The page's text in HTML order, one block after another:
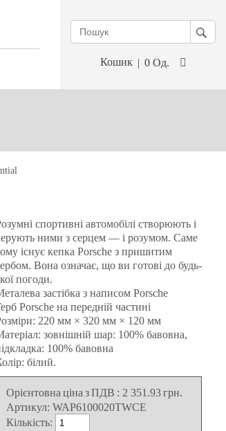
Кошик 0Од.
спортивні автомобілі створюють і
ними з серцем — і розумом. Саме
існує кепка Porsche з пришитим
Вона означає, що ви готові до будь-
погоди.
застібка з написом Porsche
Porsche на передній частині
220 мм × 320 мм × 120 мм
зовнішній шар: 100% бавовна,
100% бавовна
білий.
Орієнтовна ціна з ПДВ : 2 351.93грн.
Артикул: WAP6100020TWCE
Кількість: